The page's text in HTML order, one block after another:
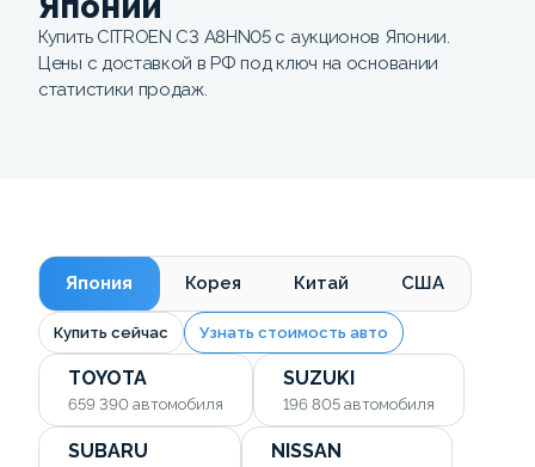
Купить CITROEN C3 A8HN05 с аукционов Японии.
Цены с доставкой в РФ под ключ на основании
статистики продаж.
Япония Корея Китай США
Купить сейчас Узнать стоимость авто
TOYOTA
659 390 автомобиля
SUZUKI
196 805 автомобиля
SUBARU NISSAN